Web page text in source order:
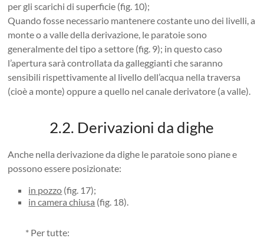
per gli scarichi di superficie (fig. 10);
Quando fosse necessario mantenere costante uno dei livelli, a
monte o a valle della derivazione, le paratoie sono
generalmente del tipo a settore (fig. 9); in questo caso
l’apertura sarà controllata da galleggianti che saranno
sensibili rispettivamente al livello dell’acqua nella traversa
(cioè a monte) oppure a quello nel canale derivatore (a valle).
2.2. Derivazioni da dighe
Anche nella derivazione da dighe le paratoie sono piane e
possono essere posizionate:
in pozzo (fig. 17);
in camera chiusa (fig. 18).
* Per tutte: